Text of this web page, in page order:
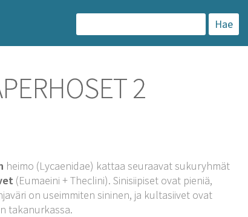
a
k
u
2
heimo (Lycaenidae) kattaa seuraavat sukuryhmät
(Eumaeini + Theclini). Sinisiipiset ovat pieniä,
on useimmiten sininen, ja kultasiivet ovat
takanurkassa.